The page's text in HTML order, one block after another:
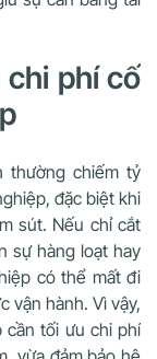
chi phí cố
thường chiếm tỷ
đặc biệt khi
sút. Nếu chỉ cắt
sự hàng loạt hay
có thể mất đi
vận hành. Vì vậy,
cần tối ưu chi phí